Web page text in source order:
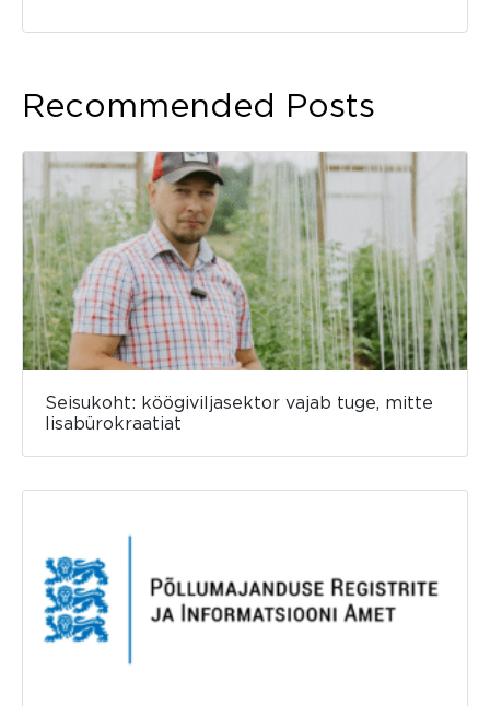
Recommended Posts
Seisukoht: köögiviljasektor vajab tuge, mitte
lisabürokraatiat